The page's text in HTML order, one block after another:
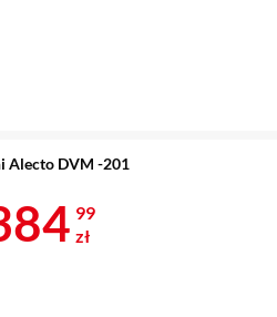
Alecto DVM -201
384,99
99
zł